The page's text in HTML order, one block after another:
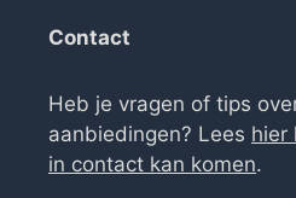
Contact
Heb je vragen of tips
aanbiedingen? Lees hier
in contact kan komen.